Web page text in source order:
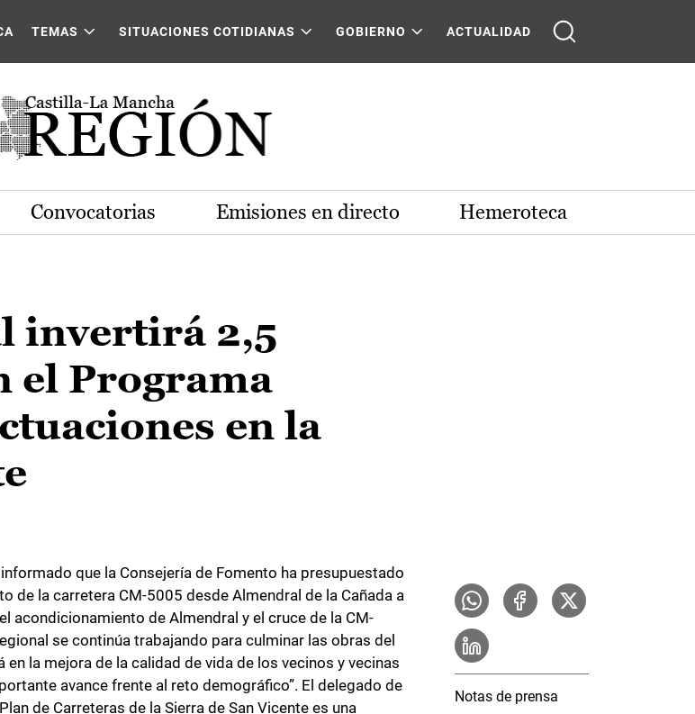
TEMAS SITUACIONES COTIDIANAS GOBIERNO ACTUALIDAD
Convocatorias Emisiones en directo Hemeroteca
invertirá 2,5
el Programa
en la
que la Consejería de Fomento ha presupuestado
de la carretera CM-5005 desde Almendral de la Cañada a
acondicionamiento de Almendral y el cruce de la CM-
se continúa trabajando para culminar las obras del
la mejora de la calidad de vida de los vecinos y vecinas
avance frente al reto demográfico”. El delegado de
de Carreteras de la Sierra de San Vicente es una
Notas de prensa